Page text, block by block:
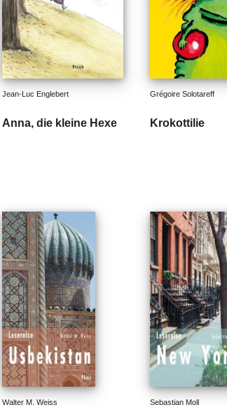
Jean-Luc Englebert
Anna, die kleine Hexe
Grégoire Solotareff
Krokottilie
Walter M. Weiss Sebastian Moll